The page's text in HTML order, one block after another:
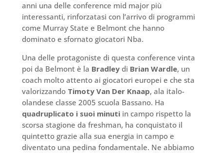
anni una delle conference mid major più
interessanti, rinforzatasi con l’arrivo di programmi
come Murray State e Belmont che hanno
dominato e sfornato giocatori Nba.
Una delle protagoniste di questa conference vinta
poi da Belmont è la Bradleydi Brian Wardle, un
coach molto attento ai giocatori europei e che sta
valorizzando Timoty Van Der Knaap, ala italo-
olandese classe 2005 scuola Bassano. Ha
quadruplicato i suoi minutiin campo rispetto la
scorsa stagione da freshman, ha conquistato il
quintetto grazie alla sua energia in campo e
diventato una pedina fondamentale. Ne abbiamo